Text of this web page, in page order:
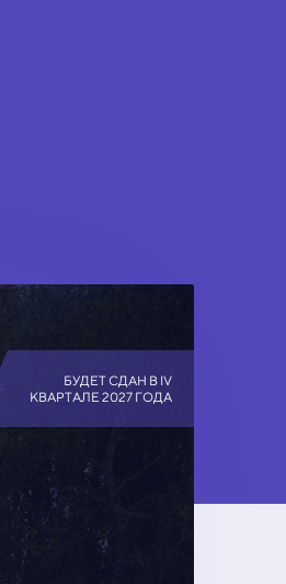
БУДЕТ СДАН В IV
КВАРТАЛЕ 2027 ГОДА